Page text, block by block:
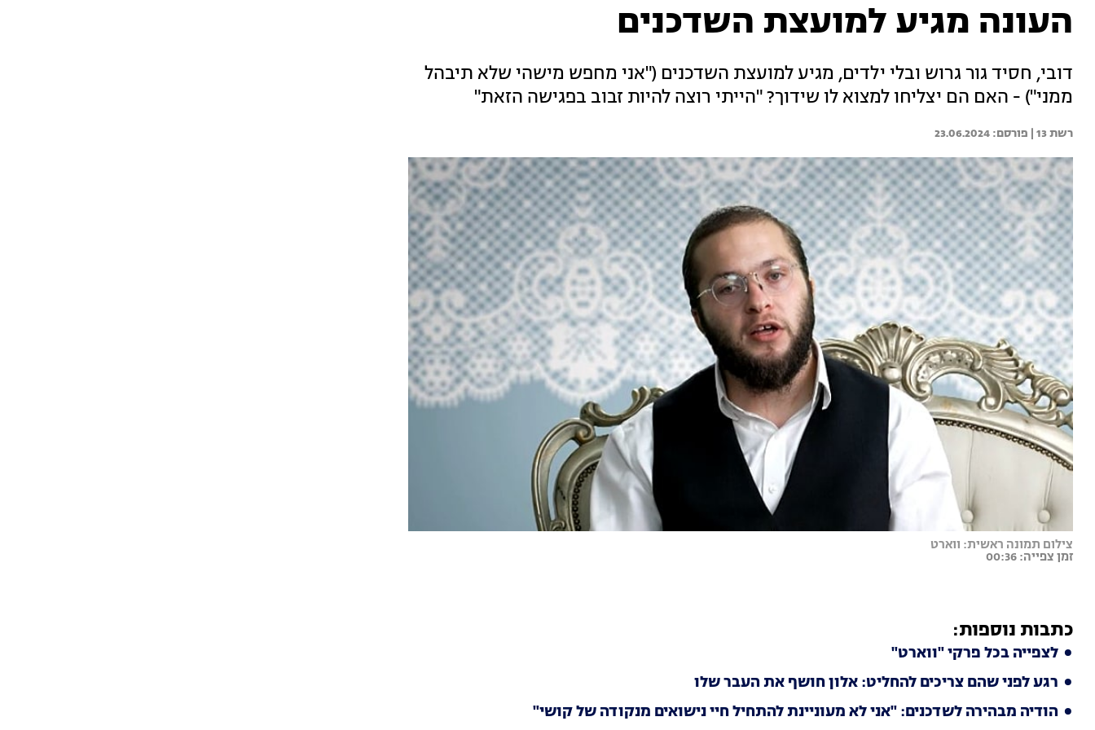
העונה מגיע למועצת השדכנים
דובי, חסיד גור גרוש ובלי ילדים, מגיע למועצת השדכנים ("אני מחפש מישהי שלא תיבהל
ממני") - האם הם יצליחו למצוא לו שידוך? "הייתי רוצה להיות זבוב בפגישה הזאת"
רשת 13 | 23.06.2024
צילום תמונה ראשית: ווארט
זמן צפייה: 00:36
כתבות נוספות:
לצפייה בכל פרקי "ווארט"
רגע לפני שהם צריכים להחליט: אלון חושף את העבר שלו
הודיה מבהירה לשדכנים: "אני לא מעוניינת להתחיל חיי נישואים מנקודה של קושי"